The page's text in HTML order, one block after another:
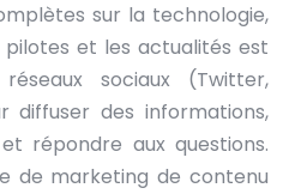
sur la technologie,
et les actualités est
sociaux (Twitter,
diffuser des informations,
répondre aux questions.
de marketing de contenu